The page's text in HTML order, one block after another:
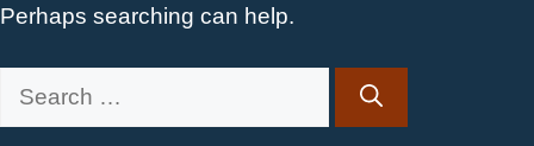
Perhaps searching can help.